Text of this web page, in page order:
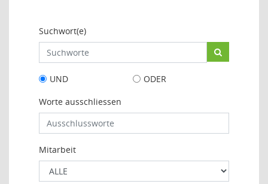
Suchwort(e)
UND
ODER
Worte ausschliessen
Mitarbeit